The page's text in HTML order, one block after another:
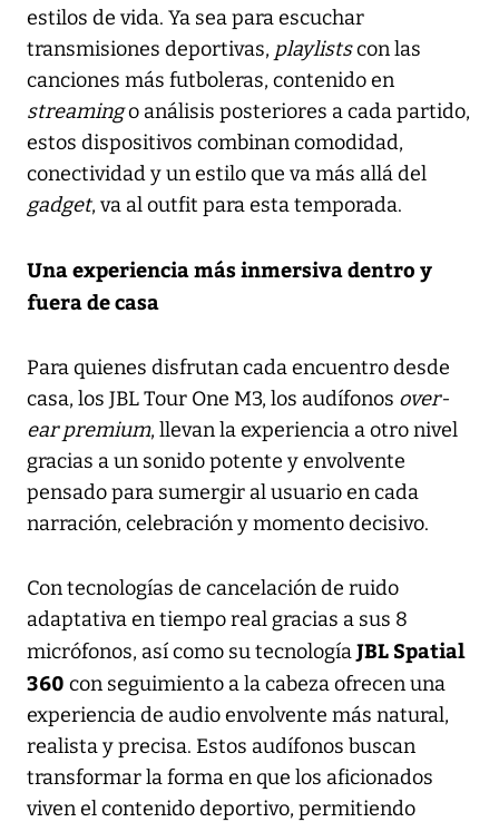
estilos de vida. Ya sea para escuchar
transmisiones deportivas, playlistscon las
canciones más futboleras, contenido en
streamingo análisis posteriores a cada partido,
estos dispositivos combinan comodidad,
conectividad y un estilo que va más allá del
gadget, va al outfit para esta temporada.
Una experiencia más inmersiva dentro y
fuera de casa
Para quienes disfrutan cada encuentro desde
casa, los JBL Tour One M3, los audífonos over-
ear premium, llevan la experiencia a otro nivel
gracias a un sonido potente y envolvente
pensado para sumergir al usuario en cada
narración, celebración y momento decisivo.
Con tecnologías de cancelación de ruido
adaptativa en tiempo real gracias a sus 8
micrófonos, así como su tecnologíaJBL Spatial
360 con seguimiento a la cabeza ofrecen una
experiencia de audio envolvente más natural,
realista y precisa. Estos audífonos buscan
transformar la forma en que los aficionados
viven el contenido deportivo, permitiendo